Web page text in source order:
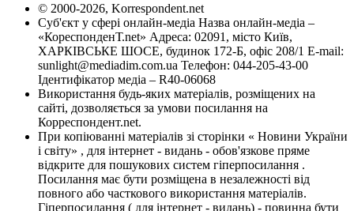
© 2000-2026, Korrespondent.net
Суб'єкт у сфері онлайн-медіа Назва онлайн-медіа –
«КореспонденТ.net» Адреса: 02091, місто Київ,
ХАРКІВСЬКЕ ШОСЕ, будинок 172-Б, офіс 208/1 E-mail:
sunlight@mediadim.com.ua Телефон: 044-205-43-00
Ідентифікатор медіа – R40-06068
Використання будь-яких матеріалів, розміщених на
сайті, дозволяється за умови посилання на
Корреспондент.net.
При копіюванні матеріалів зі сторінки « Новини України
і світу» , для інтернет - видань - обов'язкове пряме
відкрите для пошукових систем гіперпосилання .
Посилання має бути розміщена в незалежності від
повного або часткового використання матеріалів.
Гіперпосилання ( для інтернет - видань) - повинна бути